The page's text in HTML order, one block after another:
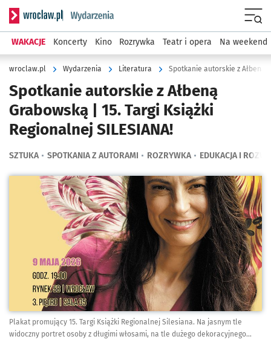
Serwis informacyjny wroclaw.pl podserwis: Wydarzenia
WAKACJE Koncerty Kino Rozrywka Teatr i opera Na weekend
wroclaw.pl Wydarzenia Literatura Spotkanie autorskie z Ałbeną
Spotkanie autorskie z Ałbeną
Grabowską | 15. Targi Książki
Regionalnej SILESIANA!
SZTUKA SPOTKANIA Z AUTORAMI ROZRYWKA EDUKACJA I
Kliknij, aby powiększyć
Plakat promujący 15. Targi Książki Regionalnej Silesiana. Na jasnym tle
widoczny portret osoby z długimi włosami, na tle dużego dekoracyjnego